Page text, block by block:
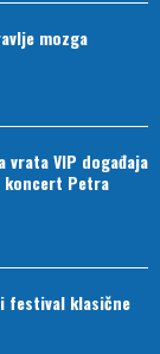
mozga
vrata VIP događaja
koncert Petra
festival klasične